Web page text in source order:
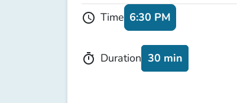
schedule Time 6:30 PM
timer Duration 30 min